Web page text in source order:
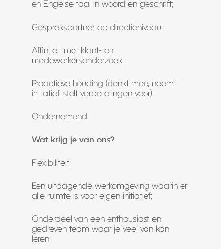
en Engelse taal in woord en geschrift;
Gesprekspartner op directieniveau;
Affiniteit met klant- en
medewerkersonderzoek;
Proactieve houding (denkt mee, neemt
initiatief, stelt verbeteringen voor);
Ondernemend.
Wat krijg je van ons?
Flexibiliteit;
Een uitdagende werkomgeving waarin er
alle ruimte is voor eigen initiatief;
Onderdeel van een enthousiast en
gedreven team waar je veel van kan
leren;